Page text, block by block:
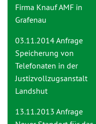
Firma Knauf AMF in
Grafenau
03.11.2014 Anfrage
Speicherung von
Telefonaten in der
Justizvollzugsanstalt
Landshut
13.11.2013 Anfrage